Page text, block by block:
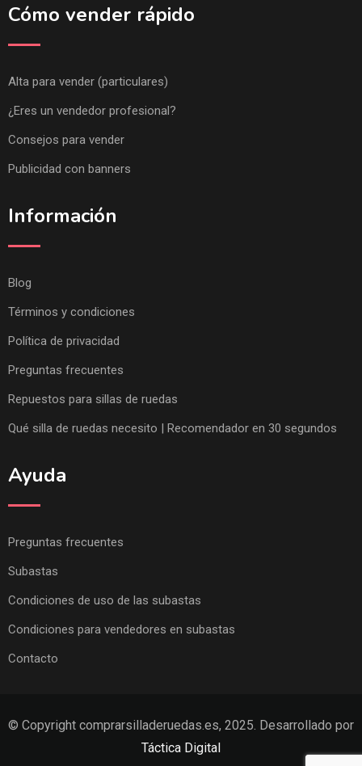
Cómo vender rápido
Alta para vender (particulares)
¿Eres un vendedor profesional?
Consejos para vender
Publicidad con banners
Información
Blog
Términos y condiciones
Política de privacidad
Preguntas frecuentes
Repuestos para sillas de ruedas
Qué silla de ruedas necesito | Recomendador en 30 segundos
Ayuda
Preguntas frecuentes
Subastas
Condiciones de uso de las subastas
Condiciones para vendedores en subastas
Contacto
© Copyright comprarsilladeruedas.es, 2025. Desarrollado por
Táctica Digital